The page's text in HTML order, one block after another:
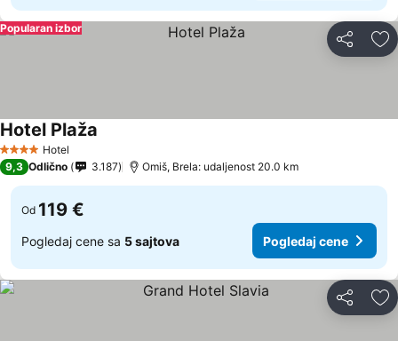
Deli
Popularan izbor
4 ZvezdiceHotel
Hotel Plaža
9,3 Odlično 3.187 Omiš, Brela: udaljenost 20.0 km
Od 119 €
Pogledaj cene sa 5 sajtova Pogledaj cene
Deli